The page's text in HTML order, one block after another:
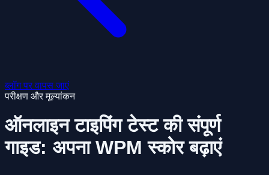
ब्लॉग पर वापस जाएं
परीक्षण और मूल्यांकन
ऑनलाइन टाइपिंग टेस्ट की संपूर्ण
गाइड: अपना WPM स्कोर बढ़ाएं